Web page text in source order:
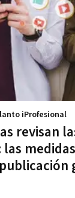
revisan
las
iProfesional